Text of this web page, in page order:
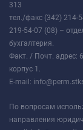
313
тел./факс (342) 214-
219-54-07 (08) –
бухгалтерия.
Факт. / Почт. адрес:
корпус 1.
E-mail:
По вопросам
направления